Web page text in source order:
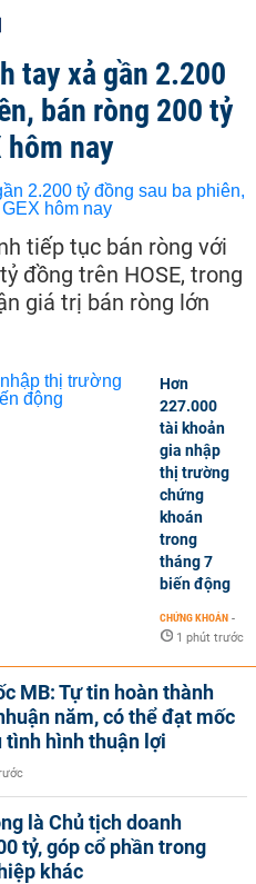
tay xả gần 2.200
bán ròng 200 tỷ
hôm nay
tiếp tục bán ròng với
đồng trên HOSE, trong
giá trị bán ròng lớn
Hơn
227.000
tài khoản
gia nhập
thị trường
chứng
khoán
trong
tháng 7
biến động
CHỨNG KHOÁN -
1 phút trước
MB: Tự tin hoàn thành
năm, có thể đạt mốc
tình hình thuận lợi
là Chủ tịch doanh
tỷ, góp cổ phần trong
khác